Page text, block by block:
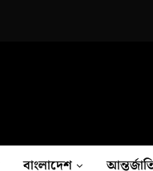
বাংলাদেশ